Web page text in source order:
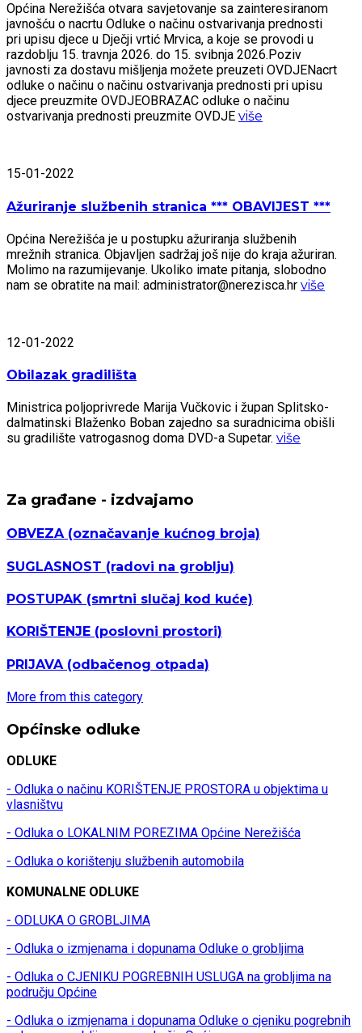
Općina Nerežišća otvara savjetovanje sa zainteresiranom
javnošću o nacrtu Odluke o načinu ostvarivanja prednosti
pri upisu djece u Dječji vrtić Mrvica, a koje se provodi u
razdoblju 15. travnja 2026. do 15. svibnja 2026.Poziv
javnosti za dostavu mišljenja možete preuzeti OVDJENacrt
odluke o načinu o načinu ostvarivanja prednosti pri upisu
djece preuzmite OVDJEOBRAZAC odluke o načinu
ostvarivanja prednosti preuzmite OVDJE više
15-01-2022
Ažuriranje službenih stranica *** OBAVIJEST ***
Općina Nerežišća je u postupku ažuriranja službenih
mrežnih stranica. Objavljen sadržaj još nije do kraja ažuriran.
Molimo na razumijevanje. Ukoliko imate pitanja, slobodno
nam se obratite na mail: administrator@nerezisca.hr više
12-01-2022
Obilazak gradilišta
Ministrica poljoprivrede Marija Vučkovic i župan Splitsko-
dalmatinski Blaženko Boban zajedno sa suradnicima obišli
su gradilište vatrogasnog doma DVD-a Supetar. više
Za građane - izdvajamo
OBVEZA(označavanje kućnog broja)
SUGLASNOST (radovi na groblju)
POSTUPAK (smrtni slučaj kod kuće)
KORIŠTENJE (poslovni prostori)
PRIJAVA (odbačenog otpada)
More from this category
Općinske odluke
ODLUKE
- Odluka o načinu KORIŠTENJE PROSTORA u objektima u
vlasništvu
- Odluka o LOKALNIM POREZIMA Općine Nerežišća
- Odluka o korištenju službenih automobila
KOMUNALNE ODLUKE
- ODLUKA O GROBLJIMA
- Odluka o izmjenama i dopunama Odluke o grobljima
- Odluka o CJENIKU POGREBNIH USLUGA na grobljima na
području Općine
- Odluka o izmjenama i dopunama Odluke o cjeniku pogrebnih